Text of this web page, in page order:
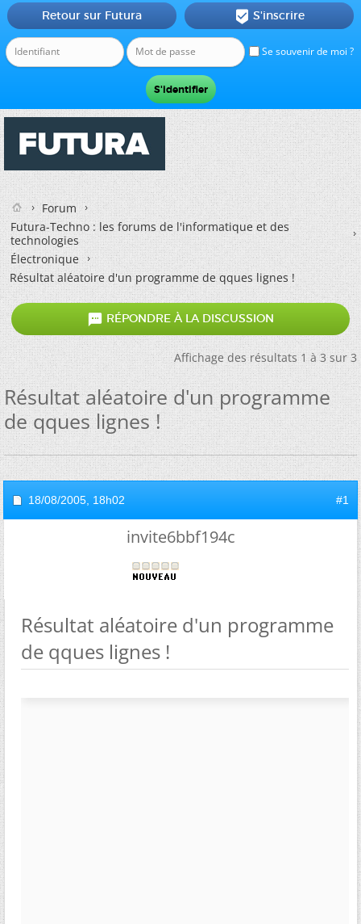
Se souvenir de moi ?
Retour sur Futura  S'inscrire
Forum
Futura-Techno : les forums de l'informatique et des
technologies
Électronique
Résultat aléatoire d'un programme de qques lignes !
 RÉPONDRE À LA DISCUSSION
Affichage des résultats 1 à 3 sur 3
Résultat aléatoire d'un programme
de qques lignes !
18/08/2005, 18h02 #1
invite6bbf194c
Résultat aléatoire d'un programme
de qques lignes !